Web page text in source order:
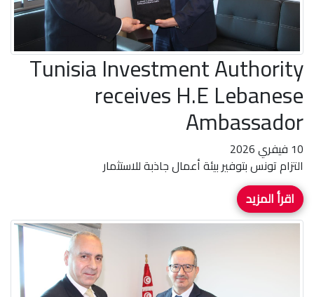
Tunisia Investment Authority
receives H.E Lebanese
Ambassador
10 فيفري 2026
التزام تونس بتوفير بيئة أعمال جاذبة للاستثمار
اقرأ المزيد